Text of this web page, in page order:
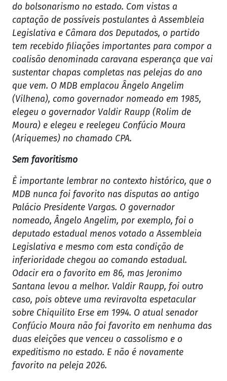
do bolsonarismo no estado. Com vistas a
captação de possíveis postulantes à Assembleia
Legislativa e Câmara dos Deputados, o partido
tem recebido filiações importantes para compor a
coalisão denominada caravana esperança que vai
sustentar chapas completas nas pelejas do ano
que vem. O MDB emplacou Ângelo Angelim
(Vilhena), como governador nomeado em 1985,
elegeu o governador Valdir Raupp (Rolim de
Moura) e elegeu e reelegeu Confúcio Moura
(Ariquemes) no chamado CPA.
Sem favoritismo
È importante lembrar no contexto histórico, que o
MDB nunca foi favorito nas disputas ao antigo
Palácio Presidente Vargas. O governador
nomeado, Ângelo Angelim, por exemplo, foi o
deputado estadual menos votado a Assembleia
Legislativa e mesmo com esta condição de
inferioridade chegou ao comando estadual.
Odacir era o favorito em 86, mas Jeronimo
Santana levou a melhor. Valdir Raupp, foi outro
caso, pois obteve uma reviravolta espetacular
sobre Chiquilito Erse em 1994. O atual senador
Confúcio Moura não foi favorito em nenhuma das
duas eleições que venceu o cassolismo e o
expeditismo no estado. E não é novamente
favorito na peleja 2026.